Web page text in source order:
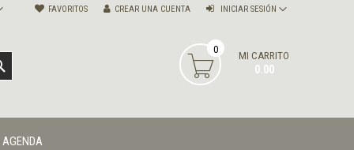
FAVORITOS INICIAR SESIÓN
CREAR UNA CUENTA
MI CARRITO
0.00
0
AGENDA